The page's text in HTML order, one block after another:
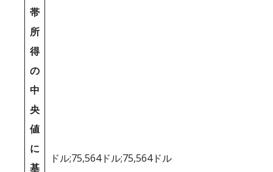
帯
所
得
の
中
央
値
に
基
ドル;75,564ドル;75,564ドル